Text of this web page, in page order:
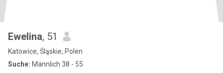
Ewelina, 51
Katowice, Śląskie, Polen
Suche: Männlich 38 - 55